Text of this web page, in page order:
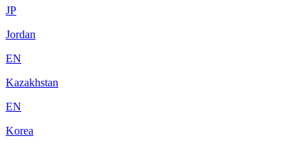
JP
Jordan
EN
Kazakhstan
EN
Korea